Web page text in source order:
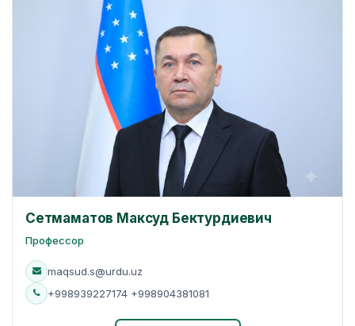
Сетмаматов Максуд Бектурдиевич
Профессор
maqsud.s@urdu.uz
+998939227174 +998904381081